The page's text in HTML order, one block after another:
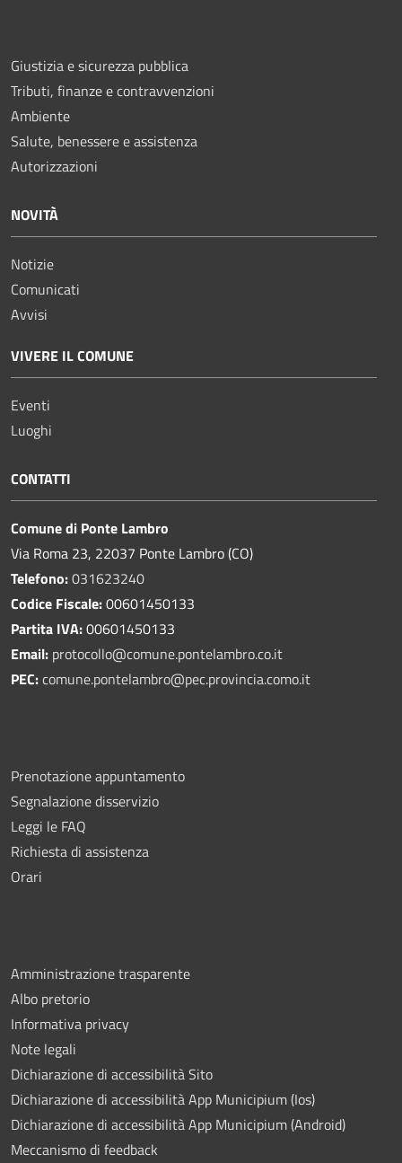
Giustizia e sicurezza pubblica
Tributi, finanze e contravvenzioni
Ambiente
Salute, benessere e assistenza
Autorizzazioni
NOVITÀ
Notizie
Comunicati
Avvisi
VIVERE IL COMUNE
Eventi
Luoghi
CONTATTI
Comune di Ponte Lambro
Via Roma 23, 22037 Ponte Lambro (CO)
Telefono:031623240
Codice Fiscale:00601450133
Partita IVA:00601450133
Email: protocollo@comune.pontelambro.co.it
PEC:comune.pontelambro@pec.provincia.como.it
Prenotazione appuntamento
Segnalazione disservizio
Leggi le FAQ
Richiesta di assistenza
Orari
Amministrazione trasparente
Albo pretorio
Informativa privacy
Note legali
Dichiarazione di accessibilità Sito
Dichiarazione di accessibilità App Municipium (Ios)
Dichiarazione di accessibilità App Municipium (Android)
Meccanismo di feedback